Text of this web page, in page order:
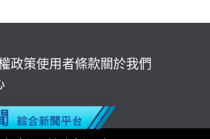
政策使用者條款關於我們